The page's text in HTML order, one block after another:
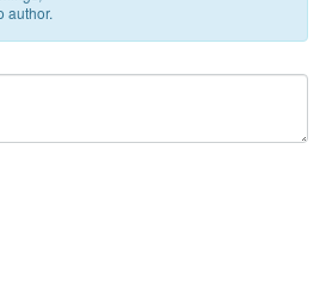
author.